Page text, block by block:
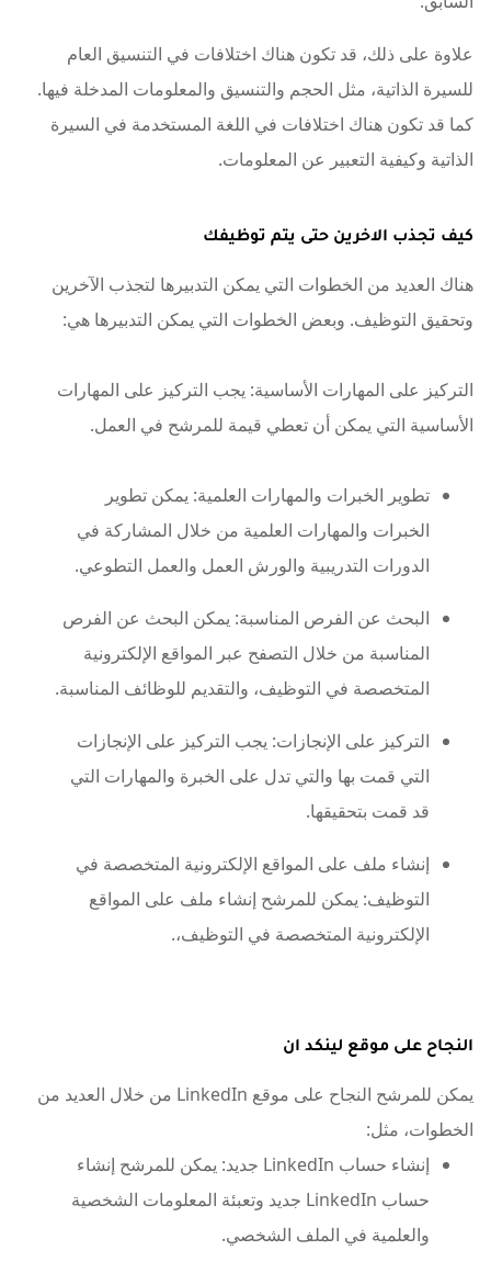
علاوة على ذلك، قد تكون هناك اختلافات في التنسيق العام
للسيرة الذاتية، مثل الحجم والتنسيق والمعلومات المدخلة فيها.
كما قد تكون هناك اختلافات في اللغة المستخدمة في السيرة
الذاتية وكيفية التعبير عن المعلومات.
كيف تجذب الاخرين حتى يتم توظيفك
هناك العديد من الخطوات التي يمكن التدبيرها لتجذب الآخرين
وتحقيق التوظيف. وبعض الخطوات التي يمكن التدبيرها هي:
التركيز على المهارات الأساسية: يجب التركيز على المهارات
الأساسية التي يمكن أن تعطي قيمة للمرشح في العمل.
تطوير الخبرات والمهارات العلمية: يمكن تطوير
الخبرات والمهارات العلمية من خلال المشاركة في
الدورات التدريبية والورش العمل والعمل التطوعي.
البحث عن الفرص المناسبة: يمكن البحث عن الفرص
المناسبة من خلال التصفح عبر المواقع الإلكترونية
المتخصصة في التوظيف، والتقديم للوظائف المناسبة.
التركيز على الإنجازات: يجب التركيز على الإنجازات
التي قمت بها والتي تدل على الخبرة والمهارات التي
قد قمت بتحقيقها.
إنشاء ملف على المواقع الإلكترونية المتخصصة في
التوظيف: يمكن للمرشح إنشاء ملف على المواقع
الإلكترونية المتخصصة في التوظيف،.
النجاح على موقع لينكد ان
يمكن للمرشح النجاح على موقع LinkedIn من خلال العديد من
الخطوات، مثل:
إنشاء حساب LinkedIn جديد: يمكن للمرشح إنشاء
حساب LinkedIn جديد وتعبئة المعلومات الشخصية
والعلمية في الملف الشخصي.